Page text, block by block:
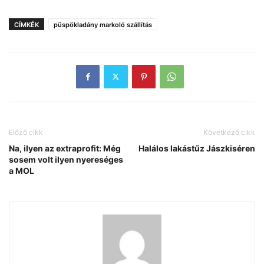
CÍMKÉK püspökladány markoló szállítás
Előző cikk
Na, ilyen az extraprofit: Még
sosem volt ilyen nyereséges
a MOL
Következő cikk
Halálos lakástűz Jászkiséren